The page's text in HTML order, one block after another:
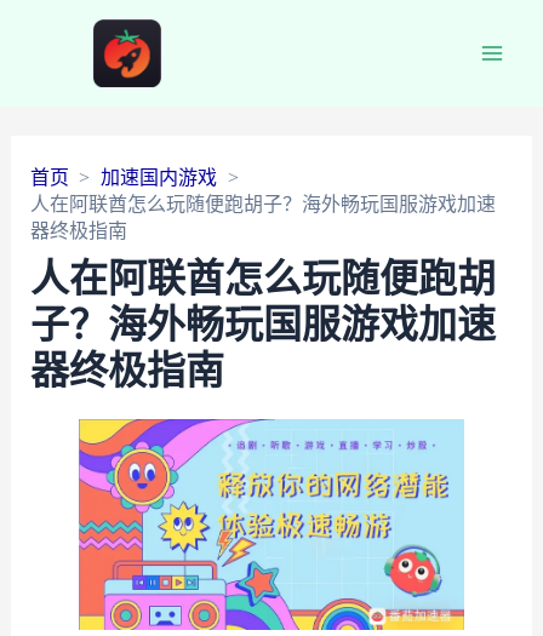
首页
加速国内游戏
人在阿联酋怎么玩随便跑胡子？海外畅玩国服游戏加速
器终极指南
人在阿联酋怎么玩随便跑胡
子？海外畅玩国服游戏加速
器终极指南